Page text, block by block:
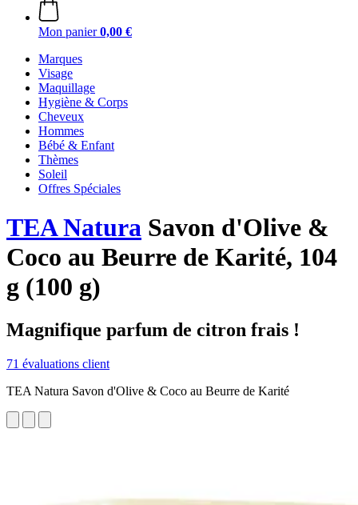
Mon panier 0,00 €
Marques
Visage
Maquillage
Hygiène & Corps
Cheveux
Hommes
Bébé & Enfant
Thèmes
Soleil
Offres Spéciales
TEA Natura Savon d'Olive &
Coco au Beurre de Karité, 104
g (100 g)
Magnifique parfum de citron frais !
71 évaluations client
TEA Natura Savon d'Olive & Coco au Beurre de Karité